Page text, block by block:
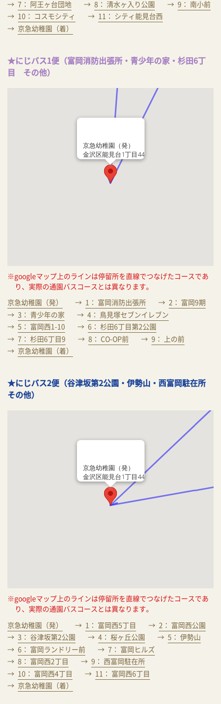
7： 阿王ヶ台団地 8： 清水ヶ入り公園
9： 南小前
10： コスモシティ
11： シティ能見台西
京急幼稚園（着）
★にじバス1便（富岡消防出張所・青少年の家・杉田6丁
目 その他）
京急幼稚園（発）
金沢区能見台1丁目44
※googleマップ上のラインは停留所を直線でつなげたコースであ
り、実際の通園バスコースとは異なります。
京急幼稚園（発）
1： 富岡消防出張所
2： 富岡9期
3： 青少年の家
4： 鳥見塚セブンイレブン
5： 富岡西1-10
6： 杉田6丁目第2公園
7： 杉田6丁目9
8： CO-OP前
9： 上の前
京急幼稚園（着）
★にじバス2便（谷津坂第2公園・伊勢山・西富岡駐在所
その他）
京急幼稚園（発）
金沢区能見台1丁目44
※googleマップ上のラインは停留所を直線でつなげたコースであ
り、実際の通園バスコースとは異なります。
京急幼稚園（発）
1： 富岡西5丁目
2： 富岡西公園
3： 谷津坂第2公園
4： 桜ヶ丘公園
5： 伊勢山
6： 富岡ランドリー前
7： 富岡ヒルズ
8： 富岡西2丁目
9： 西富岡駐在所
10： 富岡西4丁目
11： 富岡西6丁目
京急幼稚園（着）